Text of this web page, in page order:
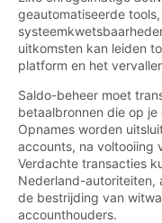
geautomatiseerde
uitkomsten kan leiden
platform en het
Saldo-beheer moet
betaalbronnen die op
Opnames worden
accounts, na voltooiing
Verdachte transacties
Nederland-autoriteiten,
de bestrijding van
accounthouders.